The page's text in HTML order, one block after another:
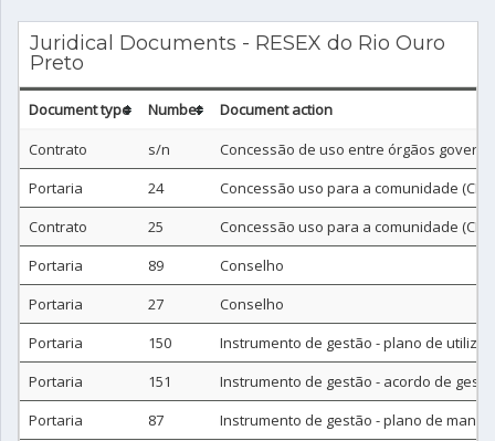
Juridical Documents - RESEX do Rio Ouro
Preto
Document type Number
Document action
Contrato
s/n
Concessão de uso entre órgãos
Portaria
24
Concessão uso para a comunidade
Contrato
25
Concessão uso para a comunidade
Portaria
89
Conselho
Portaria
27
Conselho
Portaria
150
Instrumento de gestão - plano de
Portaria
151
Instrumento de gestão - acordo de
Portaria
87
Instrumento de gestão - plano de